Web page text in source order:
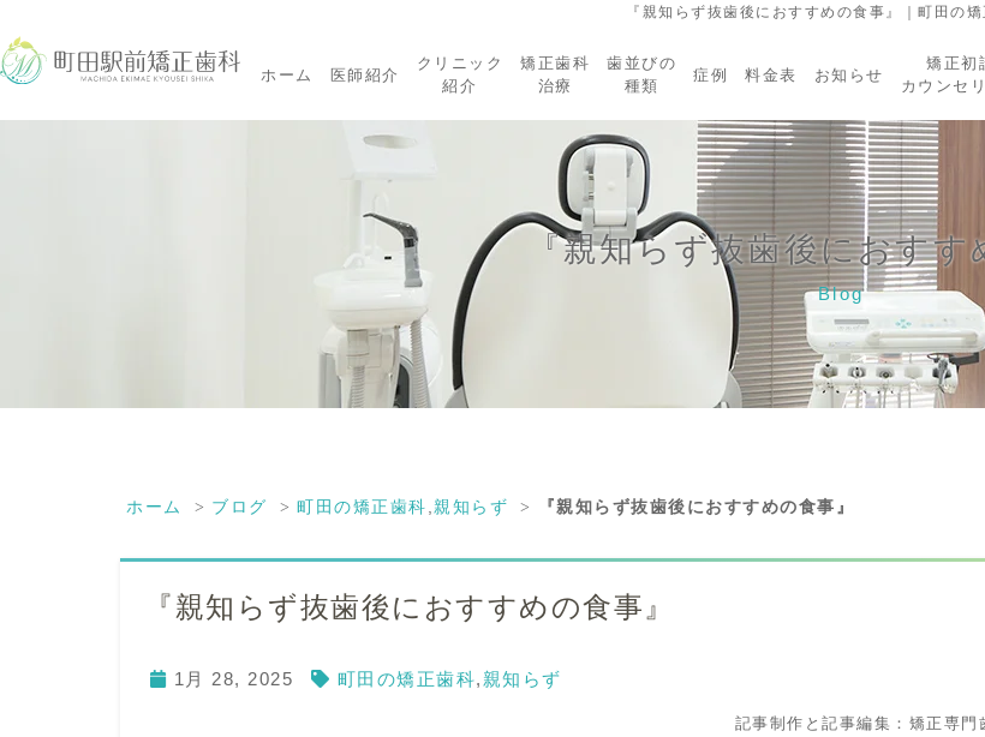
ホーム 医師紹介
クリニック
紹介
矯正歯科
治療
歯並びの
種類
症例 料金表 お知らせ
矯正初
カウンセ
『親知らず抜歯後におすすめの食事』｜町田の
『親知らず抜歯後におす
Blog
ホーム ブログ 町田の矯正歯科 親知らず 『親知らず抜歯後におすすめの食事』
『親知らず抜歯後におすすめの食事』
1月 28, 2025 町田の矯正歯科, 親知らず
記事制作と記事編集：矯正専